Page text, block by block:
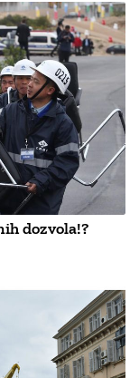
dozvola!?